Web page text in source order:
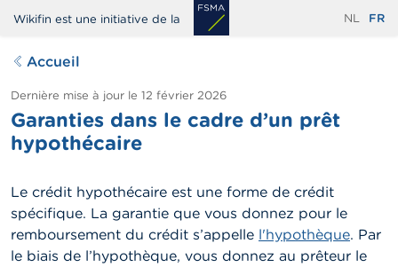
Aller
contenu
Wikifin est une initiative de la NL FR
Accueil
Dernière mise à jour le 12 février 2026
Garanties dans le cadre d’un prêt
hypothécaire
Le crédit hypothécaire est une forme de crédit
spécifique. La garantie que vous donnez pour le
remboursement du crédit s’appelle l'hypothèque. Par
le biais de l’hypothèque, vous donnez au prêteur le